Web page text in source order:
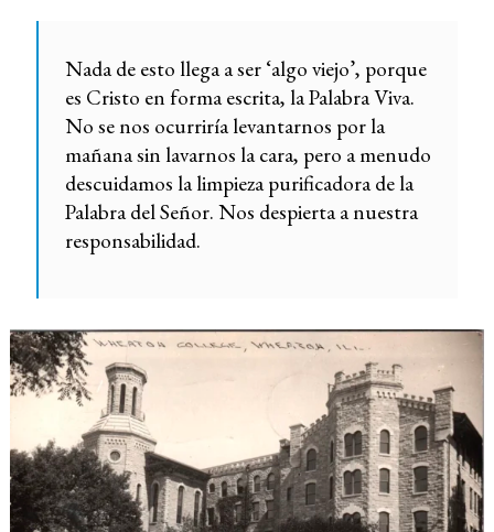
Nada de esto llega a ser ‘algo viejo’, porque
es Cristo en forma escrita, la Palabra Viva.
No se nos ocurriría levantarnos por la
mañana sin lavarnos la cara, pero a menudo
descuidamos la limpieza purificadora de la
Palabra del Señor. Nos despierta a nuestra
responsabilidad.